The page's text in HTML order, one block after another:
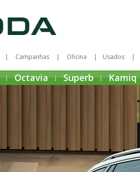
Campanhas Oficina Usados
Octavia Superb Kamiq